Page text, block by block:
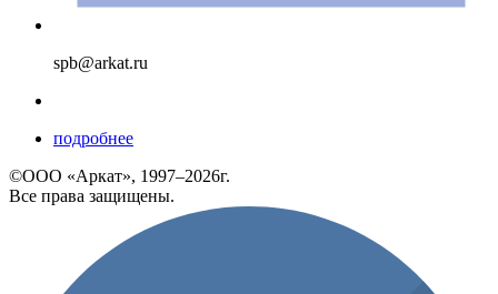
spb@arkat.ru
подробнее
©ООО «Аркат», 1997–2026г.
Все права защищены.